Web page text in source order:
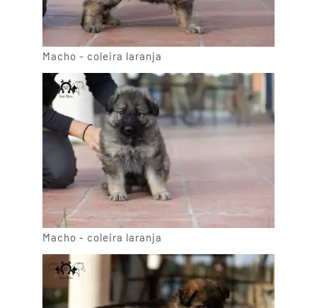
Macho - coleira laranja
Macho - coleira laranja